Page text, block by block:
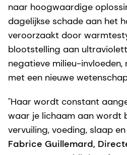
naar hoogwaardige
dagelijkse schade aan het
veroorzaakt door
blootstelling aan
negatieve milieu-
met een nieuwe
"Haar wordt constant
waar je lichaam aan wordt
vervuiling, voeding, slaap
Fabrice Guillemard,